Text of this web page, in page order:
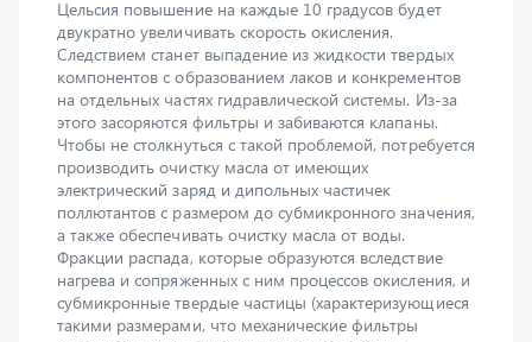
компонентов с образованием лаков и конкрементов
на отдельных частях гидравлической системы. Из-за
этого засоряются фильтры и забиваются клапаны.
Чтобы не столкнуться с такой проблемой, потребуется
производить очистку масла от имеющих
электрический заряд и дипольных частичек
поллютантов с размером до субмикронного значения,
а также обеспечивать очистку масла от воды.
Фракции распада, которые образуются вследствие
нагрева и сопряженных с ним процессов окисления, и
субмикронные твердые частицы (характеризующиеся
такими размерами, что механические фильтры
неспособны к их задерживанию) убираются с
использованием электростатического сепаратора.